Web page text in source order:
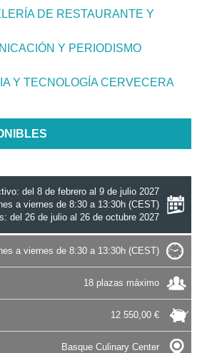
DE RESTAURANTE Y
Y PERIODISMO
Y TECNOLOGÍA CERVECERA
del 8 de febrero al 9 de julio 2027
a viernes de 8:30 a 13:30h (CEST)
del 26 de julio al 26 de octubre 2027
a viernes de 8:30 a 13:30h (CEST)
18 plazas máximo
12 550,00 €
Basque Culinary Center